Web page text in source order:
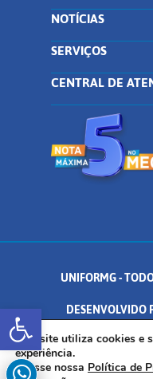
Abrir a barra
NOTÍCIAS
SERVIÇOS
CENTRAL DE
UNIFORMG -
DESENVOLVIDO
AV. DR. ARNALDO DE
Este site utiliza cookies e
experiência.
Acesse nossa Política de